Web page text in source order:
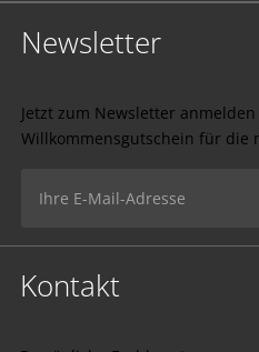
Newsletter
Jetzt zum Newsletter
Willkommensgutschein für die
Kontakt